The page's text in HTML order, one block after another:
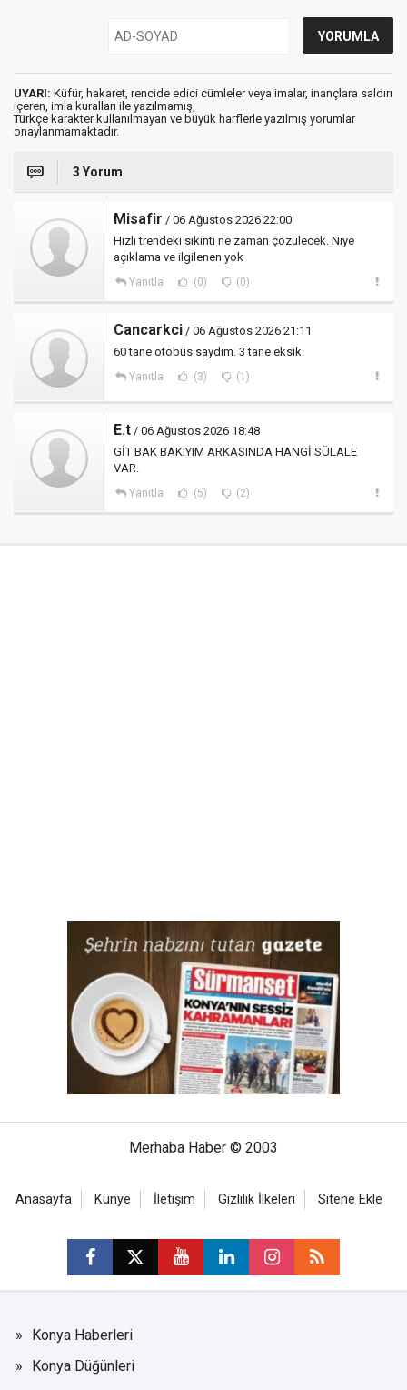
UYARI: Küfür, hakaret, rencide edici cümleler veya imalar, inançlara saldırı
içeren, imla kuralları ile yazılmamış,
Türkçe karakter kullanılmayan ve büyük harflerle yazılmış yorumlar
onaylanmamaktadır.
3 Yorum
Misafir / 06 Ağustos 2026 22:00
Hızlı trendeki sıkıntı ne zaman çözülecek. Niye
açıklama ve ilgilenen yok
Yanıtla (0) (0)
Cancarkci / 06 Ağustos 2026 21:11
60 tane otobüs saydım. 3 tane eksik.
Yanıtla (3) (1)
E.t / 06 Ağustos 2026 18:48
GİT BAK BAKIYIM ARKASINDA HANGİ SÜLALE
VAR.
Yanıtla (5) (2)
Merhaba Haber © 2003
Anasayfa Künye İletişim Gizlilik İlkeleri Sitene Ekle
Konya Haberleri
Konya Düğünleri